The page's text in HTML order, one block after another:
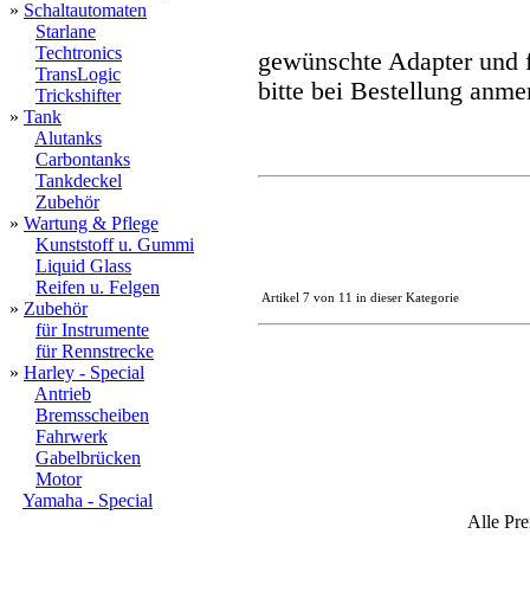
» Schaltautomaten
Starlane
Techtronics
TransLogic
Trickshifter
» Tank
Alutanks
Carbontanks
Tankdeckel
Zubehör
» Wartung & Pflege
Kunststoff u. Gummi
Liquid Glass
Reifen u. Felgen
» Zubehör
für Instrumente
für Rennstrecke
» Harley - Special
Antrieb
Bremsscheiben
Fahrwerk
Gabelbrücken
Motor
Yamaha - Special
gewünschte Adapter
bitte bei Bestellung
Artikel 7 von 11 in dieser Kategorie
Alle